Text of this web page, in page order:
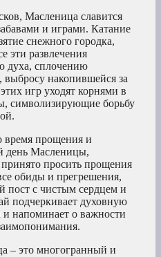
Масленица славится
и играми. Катание
снежного городка,
эти развлечения
духа, сплочению
выбросу накопившейся за
игр уходят корнями в
символизирующие борьбу
время прощения и
день Масленицы,
просить прощения
обиды и прегрешения,
пост с чистым сердцем и
подчеркивает духовную
напоминает о важности
– это многогранный и